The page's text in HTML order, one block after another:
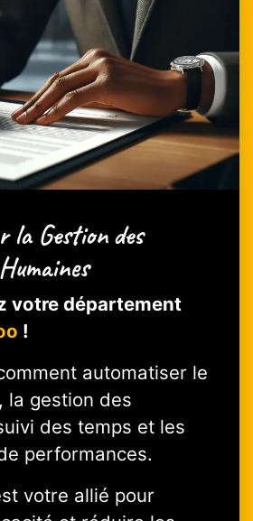
la Gestion des
votre département
!
automatiser le
la gestion des
des temps et les
performances.
votre allié pour